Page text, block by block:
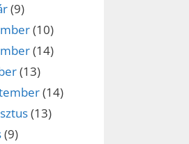
(9)
(10)
(14)
(13)
(14)
(13)
(9)